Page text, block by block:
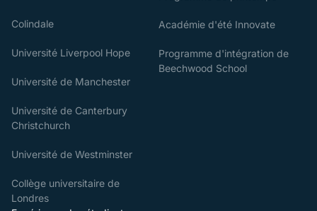
Colindale
Université Liverpool Hope
Université de Manchester
Université de Canterbury
Christchurch
Université de Westminster
Collège universitaire de
Londres
Académie d'été Innovate
Programme d'intégration de
Beechwood School